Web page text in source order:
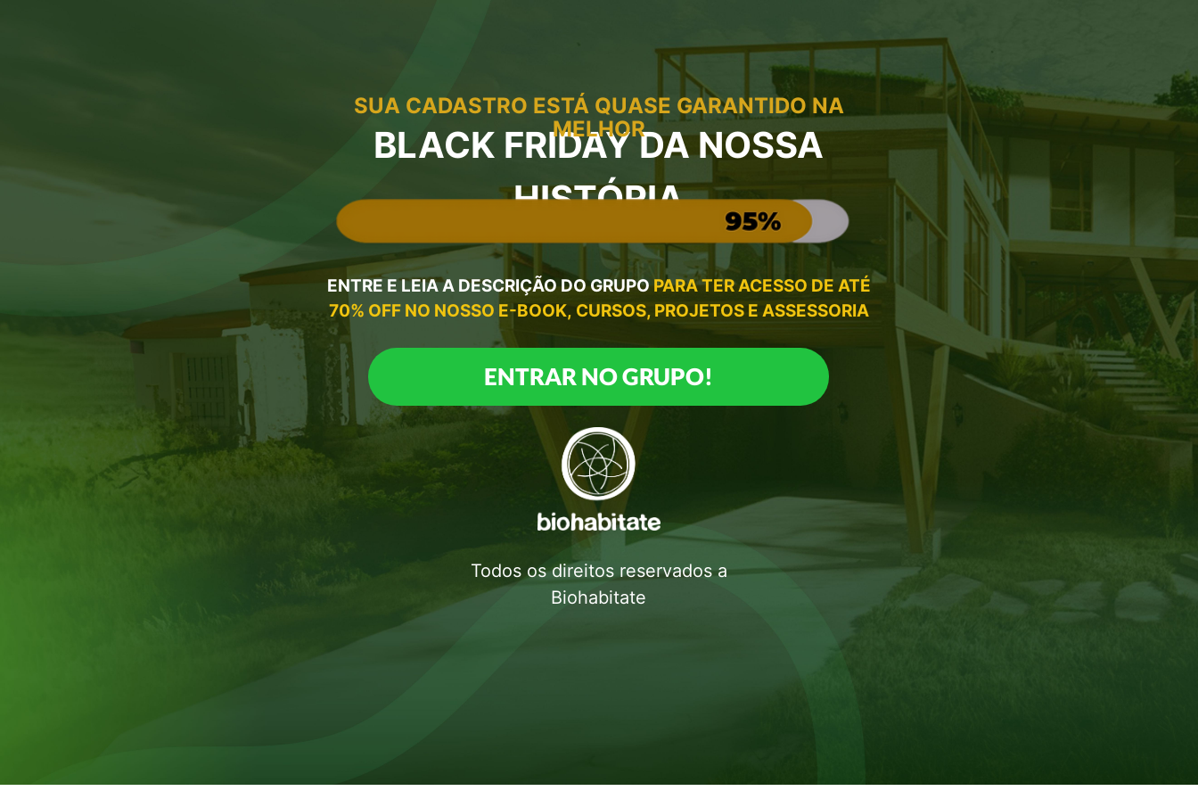
SUA CADASTRO ESTÁ QUASE GARANTIDO NA
MELHOR
BLACK FRIDAY DA NOSSA
HISTÓRIA
ENTRE E LEIA A DESCRIÇÃO DO GRUPOPARA TER ACESSO DE ATÉ
70% OFF NO NOSSO E-BOOK, CURSOS, PROJETOS E ASSESSORIA
ENTRAR NO GRUPO!
Todos os direitos reservados a
Biohabitate